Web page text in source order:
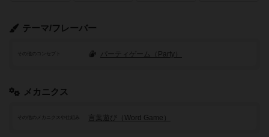
テーマ/フレーバー
その他のコンセプト パーティゲーム（Party）
メカニクス
その他のメカニクスや仕組み 言葉遊び（Word Game）